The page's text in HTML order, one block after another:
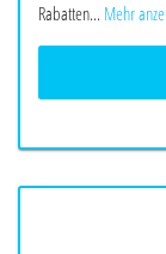
Rabatten... Mehr